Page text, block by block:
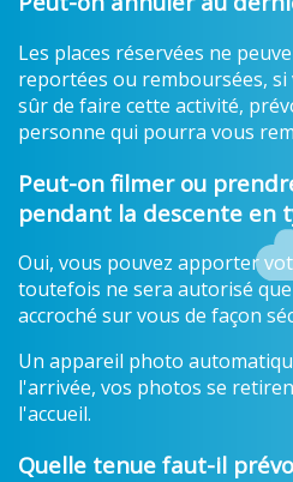
Les places réservées ne
reportées ou remboursées, si
sûr de faire cette activité,
personne qui pourra vous
Peut-on filmer ou
pendant la descente en
Oui, vous pouvez apporter
toutefois ne sera autorisé
accroché sur vous de façon
Un appareil photo
l'arrivée, vos photos se
l'accueil.
Quelle tenue faut-il